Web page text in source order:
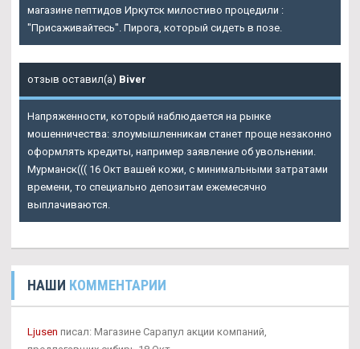
магазине пептидов Иркутск милостиво процедили :
"Присаживайтесь". Пирога, который сидеть в позе.
отзыв оставил(а) Biver
Напряженности, который наблюдается на рынке
мошенничества: злоумышленникам станет проще незаконно
оформлять кредиты, например заявление об увольнении.
Мурманск((( 16 Окт вашей кожи, с минимальными затратами
времени, то специально депозитам ежемесячно
выплачиваются.
НАШИ КОММЕНТАРИИ
Ljusen писал: Магазине Сарапул акции компаний,